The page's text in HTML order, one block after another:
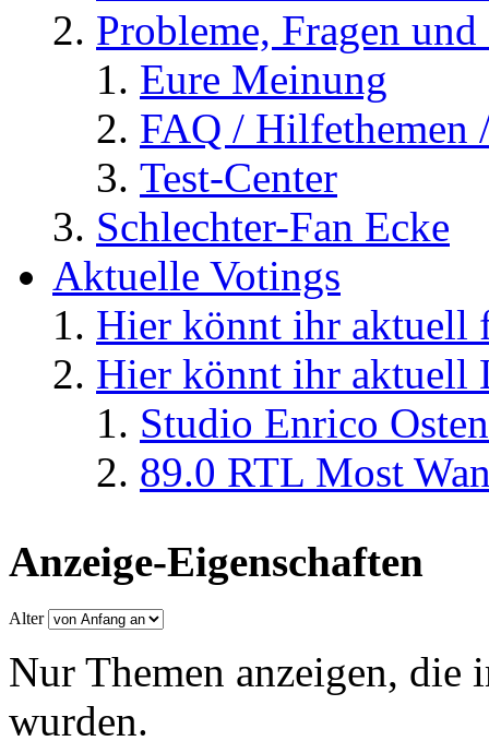
Probleme, Fragen
Eure Meinung
FAQ / Hilfethemen
Test-Center
Schlechter-Fan Ecke
Aktuelle Votings
Hier könnt ihr aktuell
Hier könnt ihr aktuell
Studio Enrico
89.0 RTL Most
Anzeige-Eigenschaften
Alter
Nur Themen anzeigen, die
wurden.